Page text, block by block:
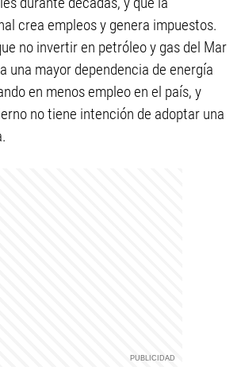
crea empleos y genera impuestos.
no invertir en petróleo y gas del Mar
una mayor dependencia de energía
en menos empleo en el país, y
no tiene intención de adoptar una